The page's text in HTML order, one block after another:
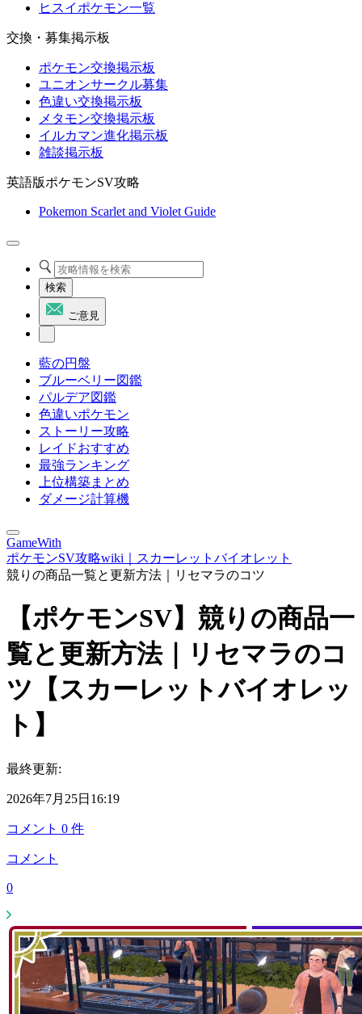
ヒスイポケモン一覧
交換・募集掲示板
ポケモン交換掲示板
ユニオンサークル募集
色違い交換掲示板
メタモン交換掲示板
イルカマン進化掲示板
雑談掲示板
英語版ポケモンSV攻略
Pokemon Scarlet and Violet Guide
検索
ご意見
藍の円盤
ブルーベリー図鑑
パルデア図鑑
色違いポケモン
ストーリー攻略
レイドおすすめ
最強ランキング
上位構築まとめ
ダメージ計算機
GameWith
ポケモンSV攻略wiki｜スカーレットバイオレット
競りの商品一覧と更新方法｜リセマラのコツ
【ポケモンSV】競りの商品一
覧と更新方法｜リセマラのコ
ツ【スカーレットバイオレッ
ト】
最終更新:
2026年7月25日16:19
コメント 0 件
コメント
0